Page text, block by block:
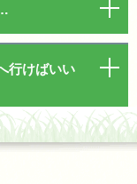
行けばいい